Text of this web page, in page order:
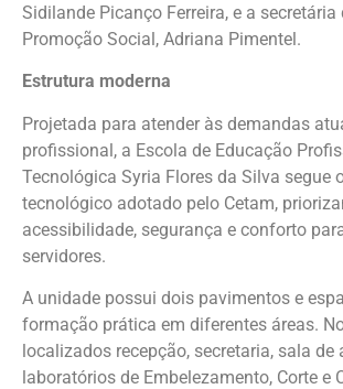
Sidilande Picanço Ferreira, e a secretária
Promoção Social, Adriana Pimentel.
Estrutura moderna
Projetada para atender às demandas
profissional, a Escola de Educação
Tecnológica Syria Flores da Silva segue
tecnológico adotado pelo Cetam,
acessibilidade, segurança e conforto
servidores.
A unidade possui dois pavimentos e
formação prática em diferentes áreas.
localizados recepção, secretaria, sala de
laboratórios de Embelezamento, Corte e